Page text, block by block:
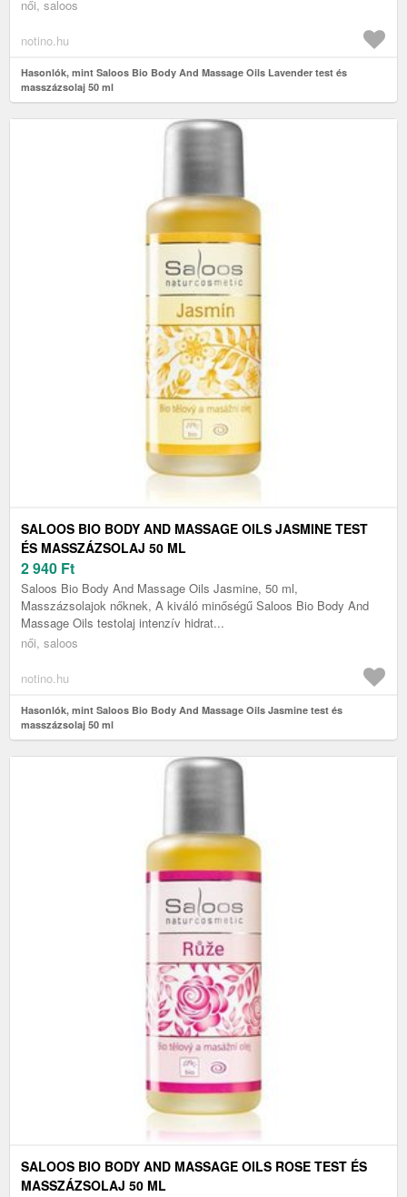
női, saloos
notino.hu
Hasonlók, mint Saloos Bio Body And Massage Oils Lavender test és
masszázsolaj 50 ml
SALOOS BIO BODY AND MASSAGE OILS JASMINE TEST
ÉS MASSZÁZSOLAJ 50 ML
2 940 Ft
Saloos Bio Body And Massage Oils Jasmine, 50 ml,
Masszázsolajok nőknek, A kiváló minőségű Saloos Bio Body And
Massage Oils testolaj intenzív hidrat...
női, saloos
notino.hu
Hasonlók, mint Saloos Bio Body And Massage Oils Jasmine test és
masszázsolaj 50 ml
SALOOS BIO BODY AND MASSAGE OILS ROSE TEST ÉS
MASSZÁZSOLAJ 50 ML